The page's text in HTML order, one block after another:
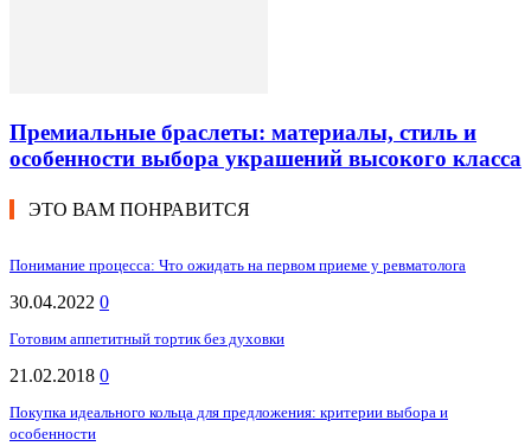
Премиальные браслеты: материалы, стиль и
особенности выбора украшений высокого класса
ЭТО ВАМ ПОНРАВИТСЯ
Понимание процесса: Что ожидать на первом приеме у ревматолога
30.04.2022 0
Готовим аппетитный тортик без духовки
21.02.2018 0
Покупка идеального кольца для предложения: критерии выбора и
особенности